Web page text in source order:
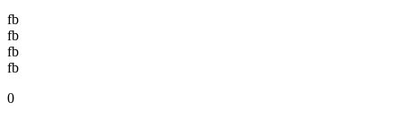
fb
fb
fb
fb
0